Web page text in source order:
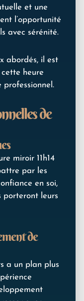
et une
l’opportunité
avec sérénité.
abordés, il est
cette heure
de
miroir 11h14
par les
en soi,
porteront leurs
de
a un plan plus